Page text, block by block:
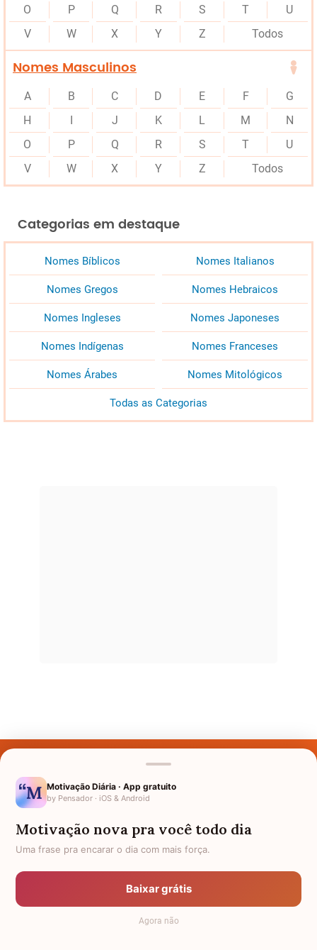
O
P Q R S T
U
V
W X Y Z Todos
Nomes Masculinos
A B C D E F
G
H
J K L M
N
O
P Q R S T
U
V
W X Y Z Todos
Categorias em destaque
Nomes Bíblicos Nomes Italianos
Nomes Gregos Nomes Hebraicos
Nomes Ingleses Nomes Japoneses
Nomes Indígenas Nomes Franceses
Nomes Árabes Nomes Mitológicos
Todas as Categorias
Nomes pelo Mundo
Política de Privacidade
Anuncie
Termos de Uso
Motivação Diária · App gratuito
by Pensador · iOS & Android
Motivação nova pra você todo dia
Uma frase pra encarar o dia com mais força.
Baixar grátis
Agora não